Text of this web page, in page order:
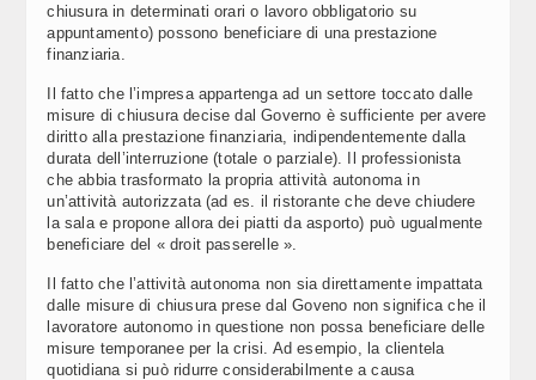
chiusura in determinati orari o lavoro obbligatorio su
appuntamento) possono beneficiare di una prestazione
finanziaria.
Il fatto che l’impresa appartenga ad un settore toccato dalle
misure di chiusura decise dal Governo è sufficiente per avere
diritto alla prestazione finanziaria, indipendentemente dalla
durata dell’interruzione (totale o parziale). Il professionista
che abbia trasformato la propria attività autonoma in
un’attività autorizzata (ad es. il ristorante che deve chiudere
la sala e propone allora dei piatti da asporto) può ugualmente
beneficiare del « droit passerelle ».
Il fatto che l’attività autonoma non sia direttamente impattata
dalle misure di chiusura prese dal Goveno non significa che il
lavoratore autonomo in questione non possa beneficiare delle
misure temporanee per la crisi. Ad esempio, la clientela
quotidiana si può ridurre considerabilmente a causa